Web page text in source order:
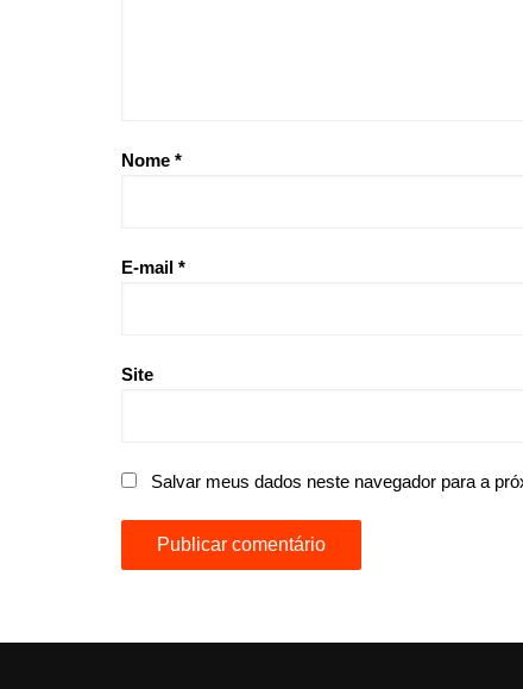
Nome *
E-mail *
Site
Salvar meus dados neste navegador para a